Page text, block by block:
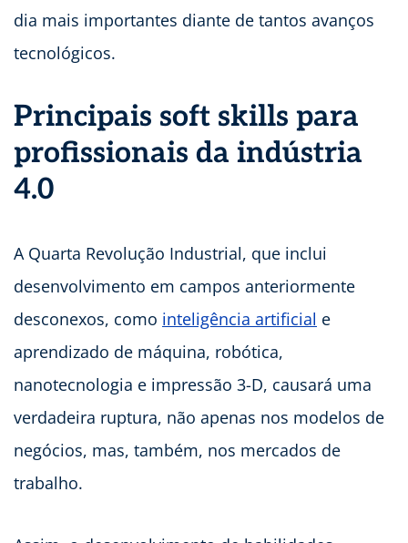
dia mais importantes diante de tantos avanços
tecnológicos.
Principais soft skills para
profissionais da indústria
4.0
A Quarta Revolução Industrial, que inclui
desenvolvimento em campos anteriormente
desconexos, como inteligência artificial e
aprendizado de máquina, robótica,
nanotecnologia e impressão 3-D, causará uma
verdadeira ruptura, não apenas nos modelos de
negócios, mas, também, nos mercados de
trabalho.